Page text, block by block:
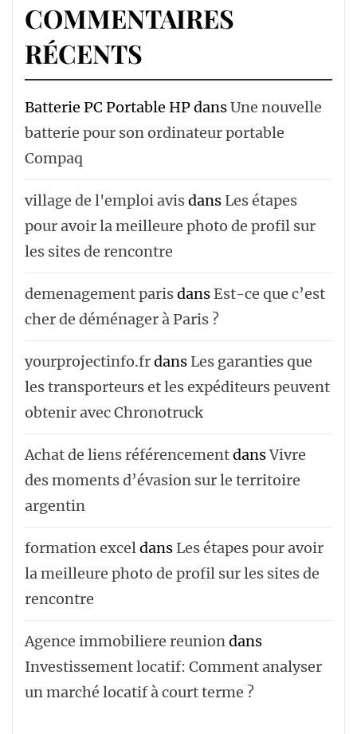
COMMENTAIRES
RÉCENTS
Batterie PC Portable HPdansUne nouvelle
batterie pour son ordinateur portable
Compaq
village de l'emploi avisdans Les étapes
pour avoir la meilleure photo de profil sur
les sites de rencontre
demenagement parisdansEst-ce que c’est
cher de déménager à Paris ?
yourprojectinfo.frdans Les garanties que
les transporteurs et les expéditeurs peuvent
obtenir avec Chronotruck
Achat de liens référencementdansVivre
des moments d’évasion sur le territoire
argentin
formation exceldans Les étapes pour avoir
la meilleure photo de profil sur les sites de
rencontre
Agence immobiliere reuniondans
Investissement locatif: Comment analyser
un marché locatif à court terme ?